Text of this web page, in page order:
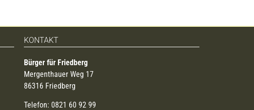
KONTAKT
Bürger für Friedberg
Mergenthauer Weg 17
86316 Friedberg
Telefon: 0821 60 92 99